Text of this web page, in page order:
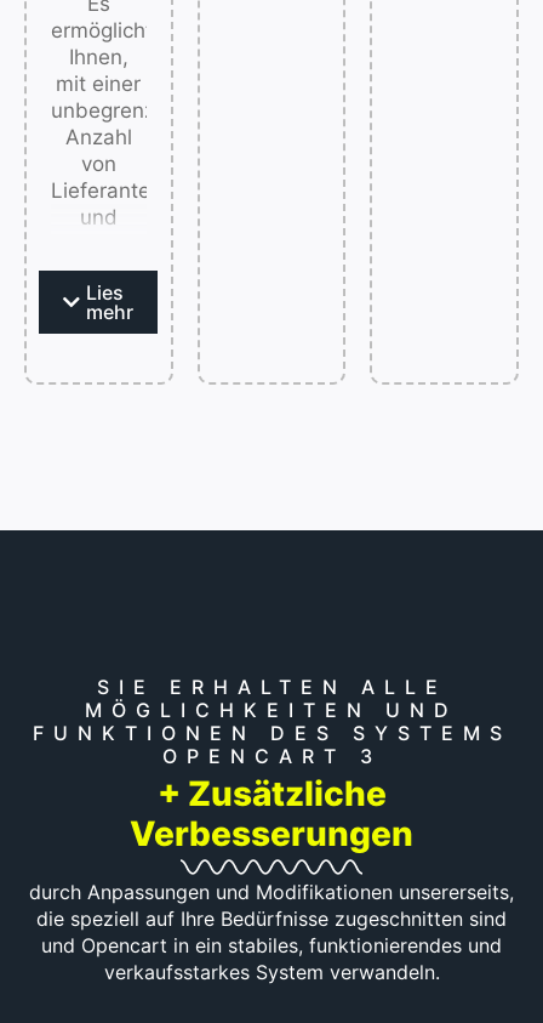
ermöglicht
Ihnen,
mit einer
unbegrenzten
Anzahl
von
Lieferanten
und
von
Produkten
zusammenzuarbeiten,
Sie stets
für
verantwortlich
ist.
Bestellungen,
Lieferanten
werden
klar
gekennzeichnet.
Alle
Lies
mehr
SIE ERHALTEN ALLE
MÖGLICHKEITEN UND
FUNKTIONEN DES SYSTEMS
OPENCART 3
+ Zusätzliche
Verbesserungen
durch Anpassungen und Modifikationen unsererseits,
die speziell auf Ihre Bedürfnisse zugeschnitten sind
und Opencart in ein stabiles, funktionierendes und
verkaufsstarkes System verwandeln.